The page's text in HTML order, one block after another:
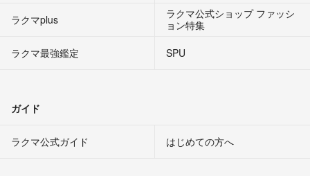
ラクマplus
ラクマ公式ショップ ファッシ
ョン特集
ラクマ最強鑑定
SPU
ガイド
ラクマ公式ガイド はじめての方へ